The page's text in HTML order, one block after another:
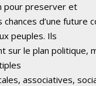
pour preserver et
d’une future
peuples. Ils
sur le plan politique,
associatives,